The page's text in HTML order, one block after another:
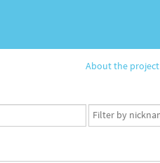
About the project
App
user